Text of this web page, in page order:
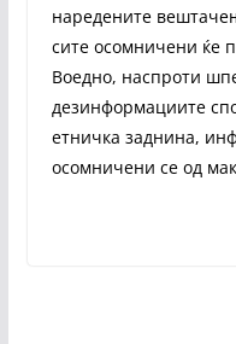
наредените
сите осомничени ќе
Воедно, наспроти
дезинформациите
етничка заднина,
осомничени се од